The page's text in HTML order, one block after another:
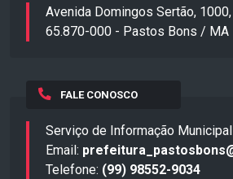
Avenida Domingos Sertão,
65.870-000 - Pastos Bons / MA
FALE CONOSCO
Serviço de Informação Municipal
Email:
Telefone: (99) 98552-9034